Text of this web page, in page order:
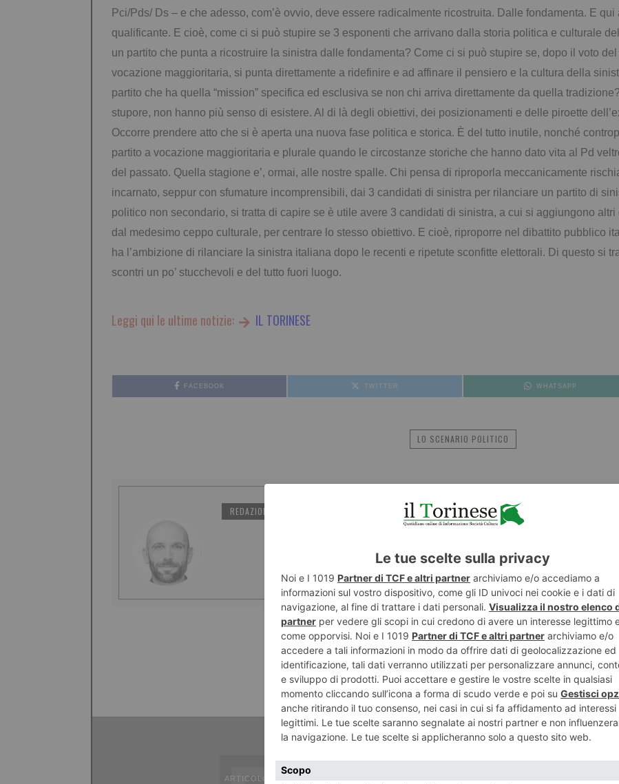
Pci/Pds/ Ds – e che adesso, com’è ovvio, deve essere radicalmente ricostruita. Dalle fondamenta. E
qualificante. E cioè, come ci si può stupire se 3 esponenti che arrivano dalla storia politica e culturale
un partito che punta a ricostruire la sinistra dalle fondamenta? Come ci si può stupire se, dopo il voto
vocazione maggioritaria, si punta direttamente a ridefinire e ad affinare il pensiero e la cultura della
partito che ha quella “mission” specifica ed esclusiva se non chi arriva direttamente da quella
stupore, non hanno più senso di esistere. Al di là degli obiettivi, dei posizionamenti e delle piroette
Occorre prendere atto che si è aperta una nuova fase politica e storica. È del tutto inutile, nonché
partito a vocazione maggioritaria e plurale quando le circostanze storiche che hanno dato vita al Pd
del passato. Quella stagione e’, ormai, alle nostre spalle. Chi pensa di riproporla meccanicamente
incarnato, seppur con sfumature incomprensibili, dai 3 candidati di sinistra per rilanciare un partito di
politico non secondario, si tratta di capire se è utile avere 3 candidati di sinistra, a cui si aggiungono altri
dal medesimo ceppo culturale, per centrare lo stesso obiettivo. E cioè, riproporre nel dibattito pubblico
ha l’ambizione di rilanciare la sinistra italiana dopo le recenti e ripetute sconfitte elettorali. Di questo si
scontri un po’ stucchevoli e del tutto fuori luogo.
Leggi qui le ultime notizie: IL TORINESE
FACEBOOK TWITTER WHATSAPP
LO SCENARIO POLITICO
REDAZIONE IL TORINESE
ARTICOLO PRECEDENTE